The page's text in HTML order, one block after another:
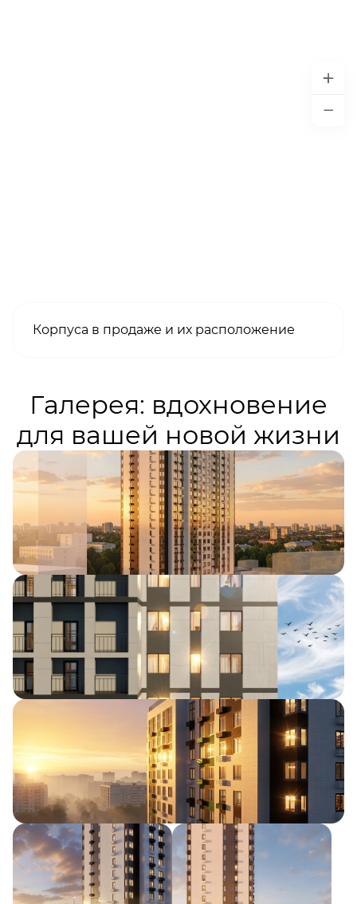
Корпуса в продаже и их расположение
Галерея: вдохновение
для вашей новой жизни